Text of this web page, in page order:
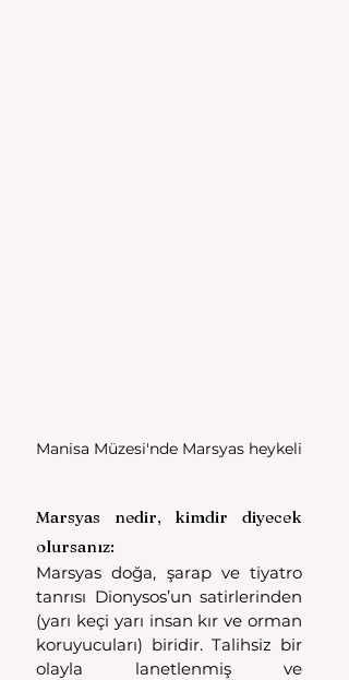
Manisa Müzesi'nde Marsyas heykeli
Marsyas nedir, kimdir diyecek
olursanız:
Marsyas doğa, şarap ve tiyatro
tanrısı Dionysos’un satirlerinden
(yarı keçi yarı insan kır ve orman
koruyucuları) biridir. Talihsiz bir
olayla lanetlenmiş ve